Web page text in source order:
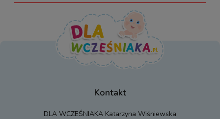
Kontakt
DLA WCZEŚNIAKA Katarzyna Wiśniewska